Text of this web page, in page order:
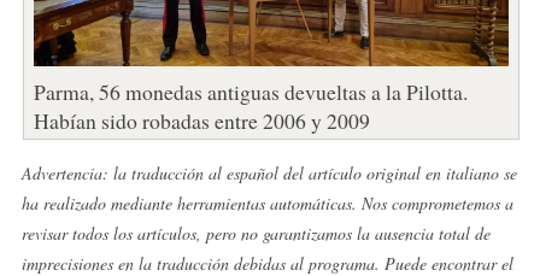
Parma, 56 monedas antiguas devueltas a la Pilotta.
Habían sido robadas entre 2006 y 2009
Advertencia: la traducción al español del artículo original en italiano se
ha realizado mediante herramientas automáticas. Nos comprometemos a
revisar todos los artículos, pero no garantizamos la ausencia total de
imprecisiones en la traducción debidas al programa. Puede encontrar el